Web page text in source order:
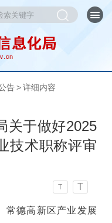
告 > 详细内容
关于做好2025
技术职称评审
T T
常德高新区产业发展